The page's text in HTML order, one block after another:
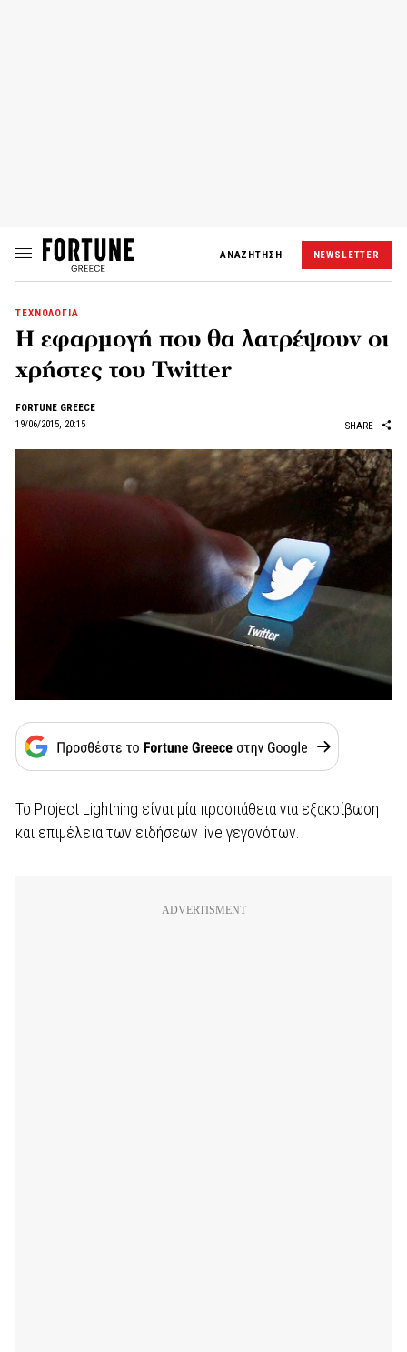
ΑΝΑΖΗΤΗΣΗ NEWSLETTER
ΤΕΧΝΟΛΟΓΙΑ
Η εφαρμογή που θα λατρέψουν οι
χρήστες του Twitter
FORTUNE GREECE
19/06/2015, 20:15
SHARE
To Project Lightning είναι μία προσπάθεια για εξακρίβωση
και επιμέλεια των ειδήσεων live γεγονότων.